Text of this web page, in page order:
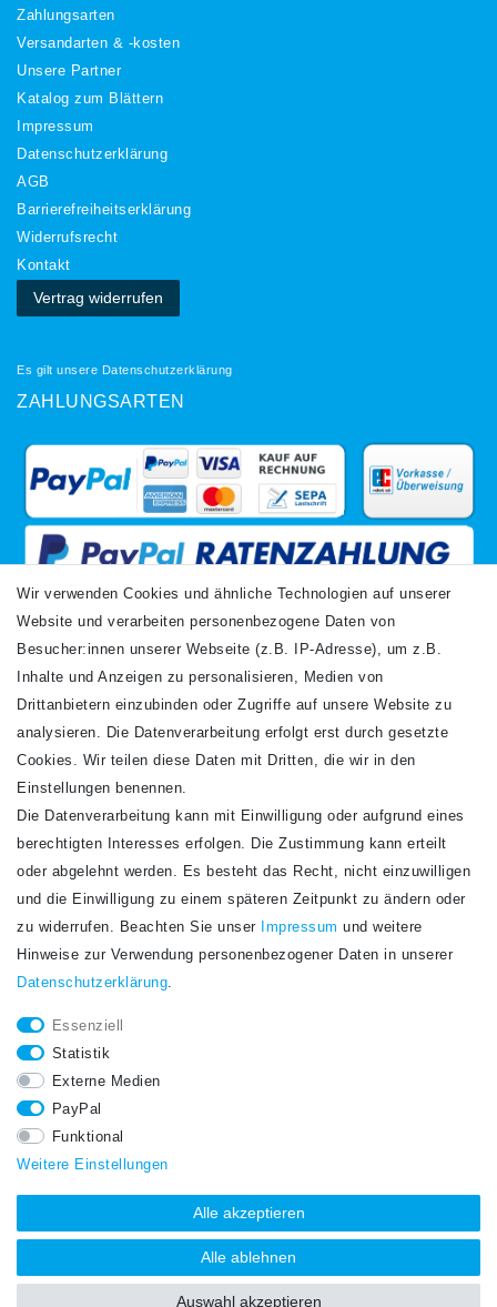
Zahlungsarten
Versandarten & -kosten
Unsere Partner
Katalog zum Blättern
Impressum
Daten­schutz­erklärung
AGB
Barrierefreiheitserklärung
Widerrufs­recht
Kontakt
Vertrag widerrufen
Es gilt unsere Datenschutzerklärung
ZAHLUNGSARTEN
VERSANDARTEN
Newsletter
Honig
Hiermit bestätige ich, dass ich dieDaten­schutz­erklärunggelesen habe. Meine
STAY CONNECTED.
Wir verwenden Cookies und ähnliche Technologien auf unserer
Website und verarbeiten personenbezogene Daten von
Besucher:innen unserer Webseite (z.B. IP-Adresse), um z.B.
Inhalte und Anzeigen zu personalisieren, Medien von
Drittanbietern einzubinden oder Zugriffe auf unsere Website zu
analysieren. Die Datenverarbeitung erfolgt erst durch gesetzte
Cookies. Wir teilen diese Daten mit Dritten, die wir in den
Einstellungen benennen.
Die Datenverarbeitung kann mit Einwilligung oder aufgrund eines
berechtigten Interesses erfolgen. Die Zustimmung kann erteilt
oder abgelehnt werden. Es besteht das Recht, nicht einzuwilligen
und die Einwilligung zu einem späteren Zeitpunkt zu ändern oder
zu widerrufen. Beachten Sie unser
Impressum und weitere
Hinweise zur Verwendung personenbezogener Daten in unserer
Daten­schutz­erklärung.
Essenziell
Statistik
Externe Medien
PayPal
Funktional
Weitere Einstellungen
Alle akzeptieren
Alle ablehnen
Auswahl akzeptieren